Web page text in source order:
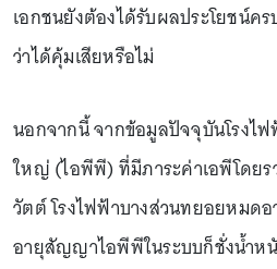
เอกชนยังต้องได้รับผลประโยชน์
ว่าได้คุ้มเสียหรือไม่
นอกจากนี้ จากข้อมูลปัจจุบันโรงไ
ใหญ่ (ไอพีพี) ที่มีภาระค่าเอพีโดย
วัตต์ โรงไฟฟ้าบางส่วนทยอยหมด
อายุสัญญาไอพีพีในระบบก็ชั่งน้ำห